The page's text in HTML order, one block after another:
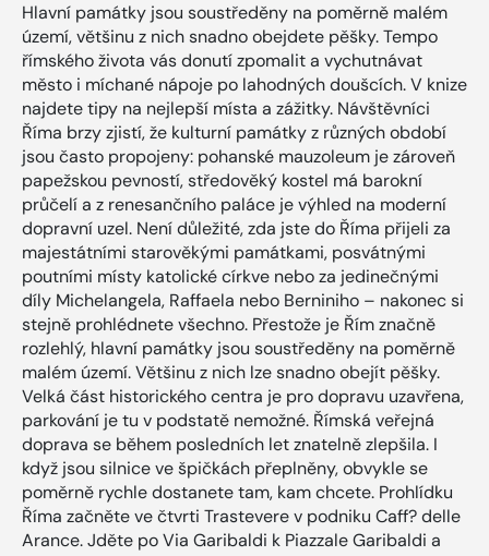
Hlavní památky jsou soustředěny na poměrně malém
území, většinu z nich snadno obejdete pěšky. Tempo
římského života vás donutí zpomalit a vychutnávat
město i míchané nápoje po lahodných doušcích. V knize
najdete tipy na nejlepší místa a zážitky. Návštěvníci
Říma brzy zjistí, že kulturní památky z různých období
jsou často propojeny: pohanské mauzoleum je zároveň
papežskou pevností, středověký kostel má barokní
průčelí a z renesančního paláce je výhled na moderní
dopravní uzel. Není důležité, zda jste do Říma přijeli za
majestátními starověkými památkami, posvátnými
poutními místy katolické církve nebo za jedinečnými
díly Michelangela, Raffaela nebo Berniniho – nakonec si
stejně prohlédnete všechno. Přestože je Řím značně
rozlehlý, hlavní památky jsou soustředěny na poměrně
malém území. Většinu z nich lze snadno obejít pěšky.
Velká část historického centra je pro dopravu uzavřena,
parkování je tu v podstatě nemožné. Římská veřejná
doprava se během posledních let znatelně zlepšila. I
když jsou silnice ve špičkách přeplněny, obvykle se
poměrně rychle dostanete tam, kam chcete. Prohlídku
Říma začněte ve čtvrti Trastevere v podniku Caff? delle
Arance. Jděte po Via Garibaldi k Piazzale Garibaldi a